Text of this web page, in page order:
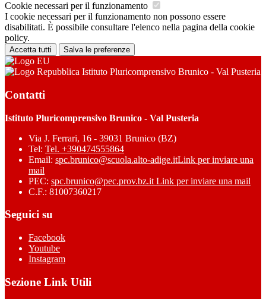
Cookie necessari per il funzionamento
I cookie necessari per il funzionamento non possono essere
disabilitati. È possibile consultare l'elenco nella pagina della cookie
policy.
Accetta tutti Salva le preferenze
Istituto Pluricomprensivo Brunico - Val Pusteria
Contatti
Istituto Pluricomprensivo Brunico - Val Pusteria
Via J. Ferrari, 16 - 39031 Brunico (BZ)
Tel: Tel. +390474555864
Email: spc.brunico@scuola.alto-adige.itLink per inviare una
mail
PEC: spc.brunico@pec.prov.bz.it Link per inviare una mail
C.F.: 81007360217
Seguici su
Facebook
Youtube
Instagram
Sezione Link Utili